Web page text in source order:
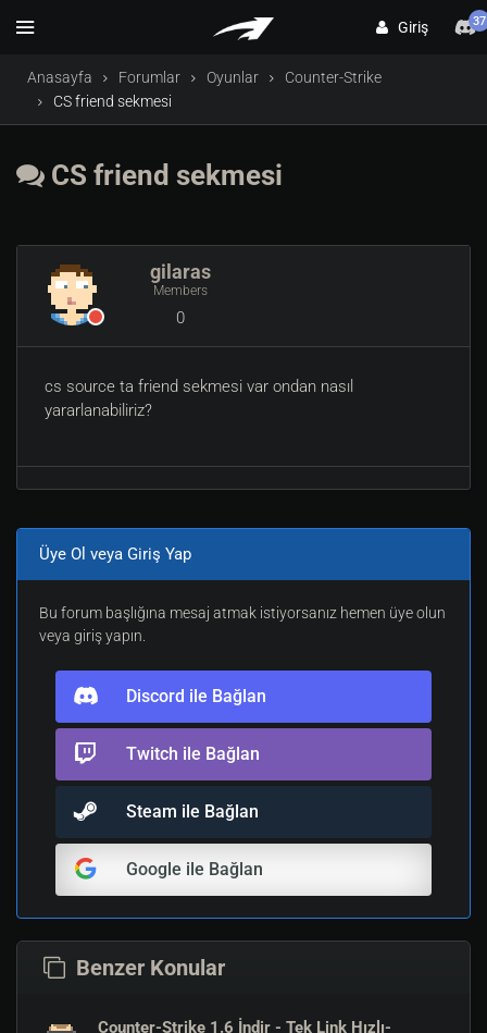
Giriş 37
Anasayfa Forumlar Oyunlar
Counter-Strike
CS friend sekmesi
CS friend sekmesi
gilaras
Members
0
cs source ta friend sekmesi var ondan nasıl
yararlanabiliriz?
Üye Ol veya Giriş Yap
Bu forum başlığına mesaj atmak istiyorsanız hemen üye olun
veya giriş yapın.
Discord ile Bağlan
Twitch ile Bağlan
Steam ile Bağlan
Google ile Bağlan
Benzer Konular
Counter-Strike 1.6 İndir - Tek Link Hızlı-